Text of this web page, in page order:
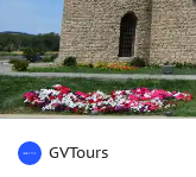
GVTours